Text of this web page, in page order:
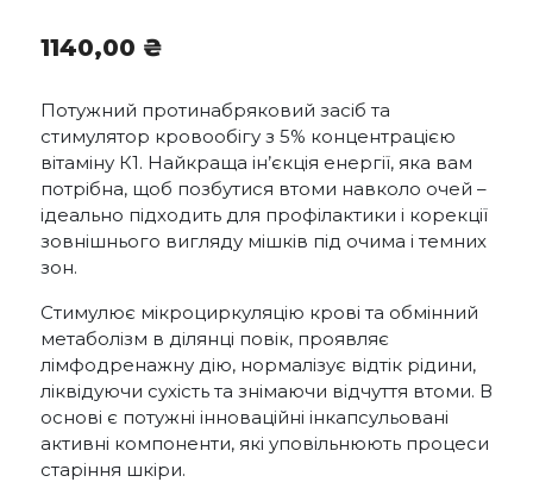
1140,00 ₴
Потужний протинабряковий засіб та
стимулятор кровообігу з 5% концентрацією
вітаміну К1. Найкраща ін’єкція енергії, яка вам
потрібна, щоб позбутися втоми навколо очей –
ідеально підходить для профілактики і корекції
зовнішнього вигляду мішків під очима і темних
зон.
Стимулює мікроциркуляцію крові та обмінний
метаболізм в ділянці повік, проявляє
лімфодренажну дію, нормалізує відтік рідини,
ліквідуючи сухість та знімаючи відчуття втоми. В
основі є потужні інноваційні інкапсульовані
активні компоненти, які уповільнюють процеси
старіння шкіри.